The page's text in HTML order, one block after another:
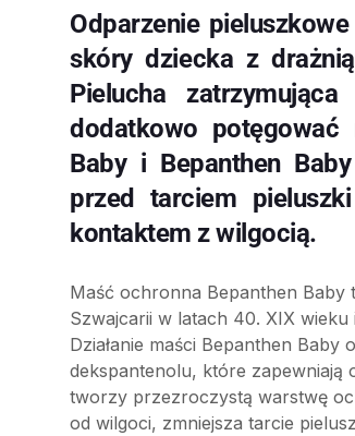
Odparzenie
skóry dziecka z
Pielucha
dodatkowo potęgować
Baby i Bepanthen
przed tarciem
kontaktem z wilgocią.
Maść ochronna Bepanthen
Szwajcarii w latach 40. XIX
Działanie maści Bepanthen
dekspantenolu, które
tworzy przezroczystą warstwę
od wilgoci, zmniejsza tarcie